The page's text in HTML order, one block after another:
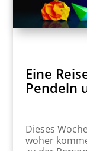
Eine
Pendeln
Dieses
woher